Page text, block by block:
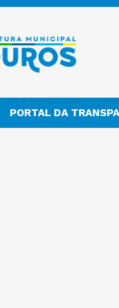
PORTAL DA